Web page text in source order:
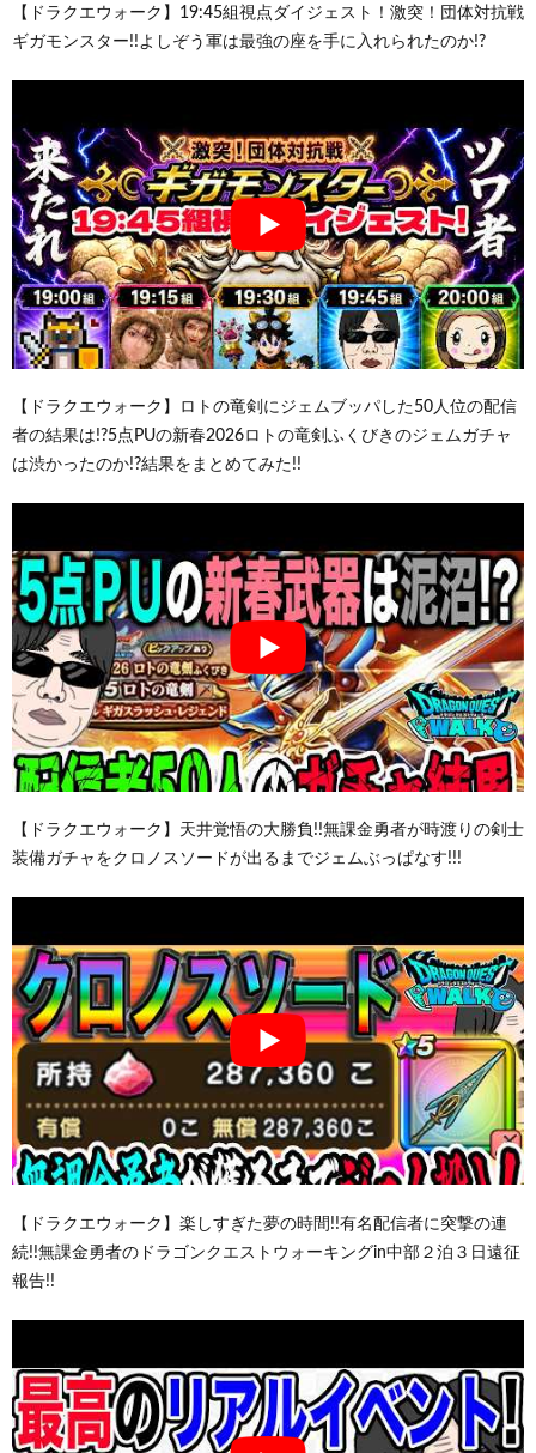
【ドラクエウォーク】19:45組視点ダイジェスト！激突！団体対抗戦
ギガモンスター!!よしぞう軍は最強の座を手に入れられたのか!?
【ドラクエウォーク】ロトの竜剣にジェムブッパした50人位の配信
者の結果は!?5点PUの新春2026ロトの竜剣ふくびきのジェムガチャ
は渋かったのか!?結果をまとめてみた!!
【ドラクエウォーク】天井覚悟の大勝負!!無課金勇者が時渡りの剣士
装備ガチャをクロノスソードが出るまでジェムぶっぱなす!!!
【ドラクエウォーク】楽しすぎた夢の時間!!有名配信者に突撃の連
続!!無課金勇者のドラゴンクエストウォーキングin中部２泊３日遠征
報告!!